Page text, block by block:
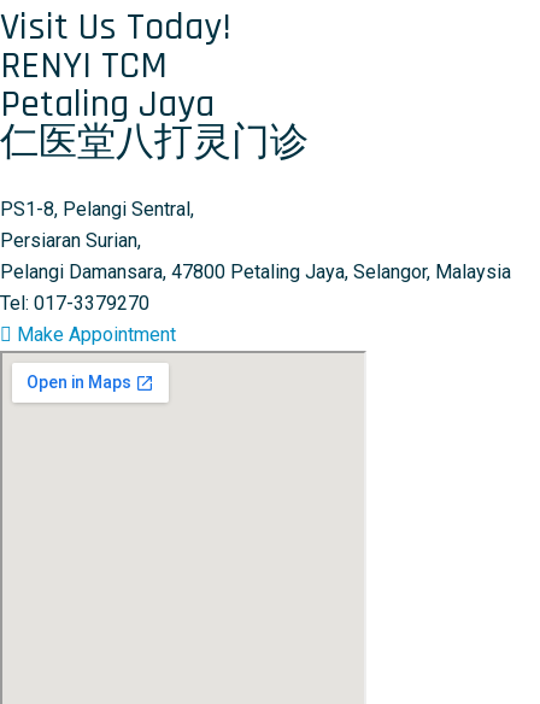
Visit Us Today!
RENYI TCM
Petaling Jaya
仁医堂八打灵门诊
PS1-8, Pelangi Sentral,
Persiaran Surian,
Pelangi Damansara, 47800 Petaling Jaya, Selangor, Malaysia
Tel: 017-3379270
Make Appointment